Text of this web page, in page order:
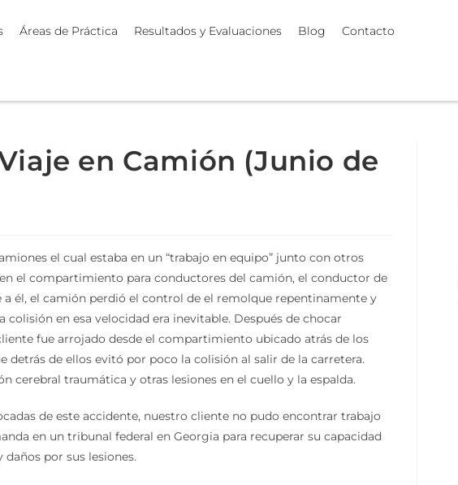
Áreas de Práctica Resultados y Evaluaciones Blog Contacto
en Camión (Junio de
el cual estaba en un “trabajo en equipo” junto con otros
el compartimiento para conductores del camión, el conductor de
él, el camión perdió el control de el remolque repentinamente y
en esa velocidad era inevitable. Después de chocar
fue arrojado desde el compartimiento ubicado atrás de los
de ellos evitó por poco la colisión al salir de la carretera.
cerebral traumática y otras lesiones en el cuello y la espalda.
de este accidente, nuestro cliente no pudo encontrar trabajo
en un tribunal federal en Georgia para recuperar su capacidad
por sus lesiones.